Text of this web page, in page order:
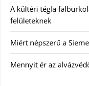
A kültéri tégla
felületeknek
Miért népszerű a
Mennyit ér az